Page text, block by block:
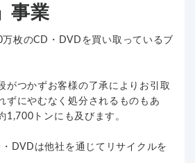
事業
枚のCD・DVDを買い取っているブ
がつかずお客様の了承によりお引取
ずにやむなく処分されるものもあ
1,700トンにも及びます。
DVDは他社を通じてリサイクルを